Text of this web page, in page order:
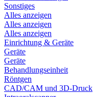
Sonstiges
Alles anzeigen
Alles anzeigen
Alles anzeigen
Einrichtung & Geräte
Geräte
Geräte
Behandlungseinheit
Röntgen
CAD/CAM und 3D-Druck